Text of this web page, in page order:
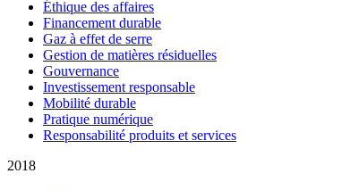
Éthique des affaires
Financement durable
Gaz à effet de serre
Gestion de matières résiduelles
Gouvernance
Investissement responsable
Mobilité durable
Pratique numérique
Responsabilité produits et services
2018